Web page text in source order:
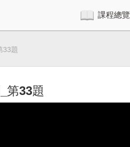
課程總覽
33題
第33題